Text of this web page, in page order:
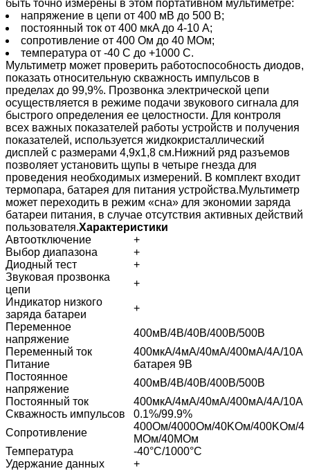
быть точно измерены в этом портативном мультиметре:
напряжение в цепи от 400 мВ до 500 В;
постоянный ток от 400 мкA до 4-10 A;
сопротивление от 400 Ом до 40 MОм;
температура от -40 C до +1000 C.
Мультиметр может проверить работоспособность диодов,
показать относительную скважность импульсов в
пределах до 99,9%. Прозвонка электрической цепи
осуществляется в режиме подачи звукового сигнала для
быстрого определения ее целостности. Для контроля
всех важных показателей работы устройств и получения
показателей, используется жидкокристаллический
дисплей с размерами 4,9х1,8 см.Нижний ряд разъемов
позволяет установить щупы в четыре гнезда для
проведения необходимых измерений. В комплект входит
термопара, батарея для питания устройства.Мультиметр
может переходить в режим «сна» для экономии заряда
батареи питания, в случае отсутствия активных действий
пользователя.Характеристики
Автоотключение
+
Выбор диапазона
+
Диодный тест
+
Звуковая прозвонка
цепи
+
Индикатор низкого
заряда батареи
+
Переменное
напряжение
400мВ/4В/40В/400В/500В
Переменный ток
400мкA/4мА/40мА/400мА/4А/10A
Питание
батарея 9В
Постоянное
напряжение
400мВ/4В/40В/400В/500В
Постоянный ток
400мкA/4мА/40мА/400мА/4А/10A
Скважность импульсов
0.1%/99.9%
Сопротивление
400Ом/4000Ом/40KОм/400KОм/4
MОм/40MОм
Температура
-40°C/1000°C
Удержание данных
+